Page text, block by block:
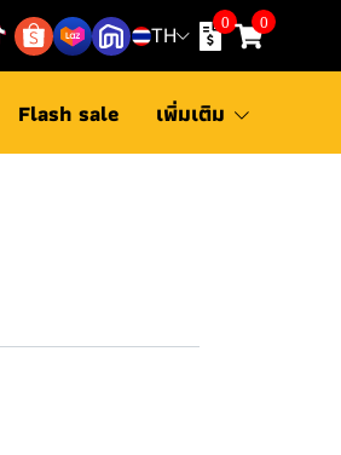
TH
0 0
Flash sale เพิ่มเติม